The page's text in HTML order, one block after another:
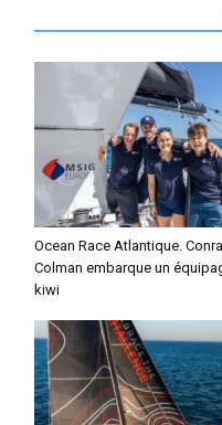
Ocean Race Atlantique.
Colman embarque un
kiwi